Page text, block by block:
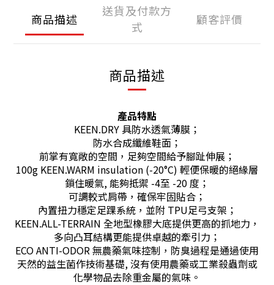
商品描述
送貨及付款方
式
顧客評價
商品描述
產品特點
KEEN.DRY 具防水透氣薄膜；
防水合成纖維鞋面；
前掌有寬敞的空間，足夠空間給予腳趾伸展；
100g KEEN.WARM insulation (-20°C) 輕便保暖的絕緣層
鎖住暖氣, 能夠抵禦 -4至 -20 度；
可調較式肩帶，確保牢固貼合；
內置扭力穩定足踝系統，並附 TPU足弓支架；
KEEN.ALL-TERRAIN 全地型橡膠大底提供更高的抓地力，
多向凸耳結構更能提供卓越的牽引力；
ECO ANTI-ODOR 無農藥氣味控制，防臭過程是通過使用
天然的益生菌作技術基礎, 沒有使用農藥或工業殺蟲劑或
化學物品去除重金屬的氣味。